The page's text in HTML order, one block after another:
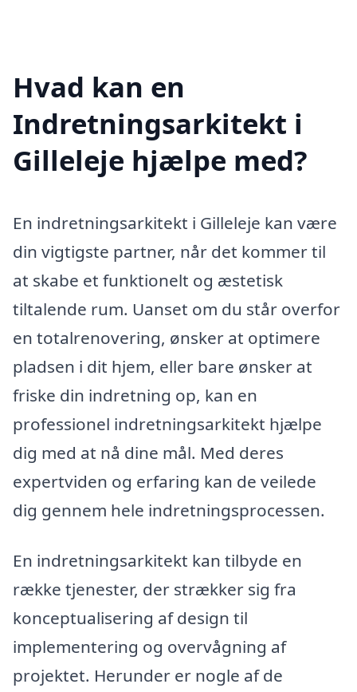
Hvad kan en
Indretningsarkitekt i
Gilleleje hjælpe med?
En indretningsarkitekt i Gilleleje kan være
din vigtigste partner, når det kommer til
at skabe et funktionelt og æstetisk
tiltalende rum. Uanset om du står overfor
en totalrenovering, ønsker at optimere
pladsen i dit hjem, eller bare ønsker at
friske din indretning op, kan en
professionel indretningsarkitekt hjælpe
dig med at nå dine mål. Med deres
expertviden og erfaring kan de veilede
dig gennem hele indretningsprocessen.
En indretningsarkitekt kan tilbyde en
række tjenester, der strækker sig fra
konceptualisering af design til
implementering og overvågning af
projektet. Herunder er nogle af de